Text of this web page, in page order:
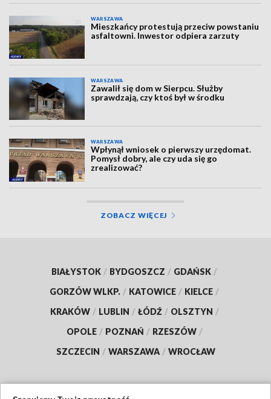
WARSZAWA
Mieszkańcy protestują przeciw powstaniu
asfaltowni. Inwestor odpiera zarzuty
WARSZAWA
Zawalił się dom w Sierpcu. Służby
sprawdzają, czy ktoś był w środku
WARSZAWA
Wpłynął wniosek o pierwszy urzędomat.
Pomysł dobry, ale czy uda się go
zrealizować?
ZOBACZ WIĘCEJ
BIAŁYSTOK / BYDGOSZCZ / GDAŃSK /
GORZÓW WLKP. / KATOWICE / KIELCE /
KRAKÓW / LUBLIN / ŁÓDŹ / OLSZTYN /
OPOLE / POZNAŃ / RZESZÓW /
SZCZECIN / WARSZAWA / WROCŁAW